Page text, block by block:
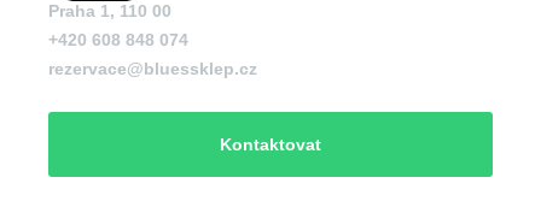
Praha 1, 110 00
+420 608 848 074
rezervace@bluessklep.cz
Kontaktovat